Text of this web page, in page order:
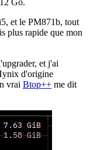
et le PM871b, tout
plus rapide que mon
et j'ai
d'origine
vrai Btop++ me dit